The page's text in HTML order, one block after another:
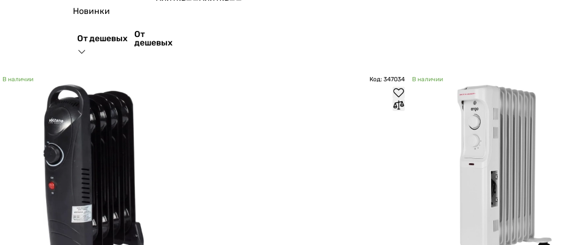
Новинки
От дешевых
От
дешевых
В наличии Код: 347034 В наличии